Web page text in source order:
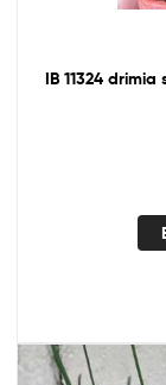
IB 11324